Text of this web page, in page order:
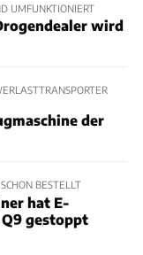
UMFUNKTIONIERT
wird
der
BESTELLT
hat E-
gestoppt